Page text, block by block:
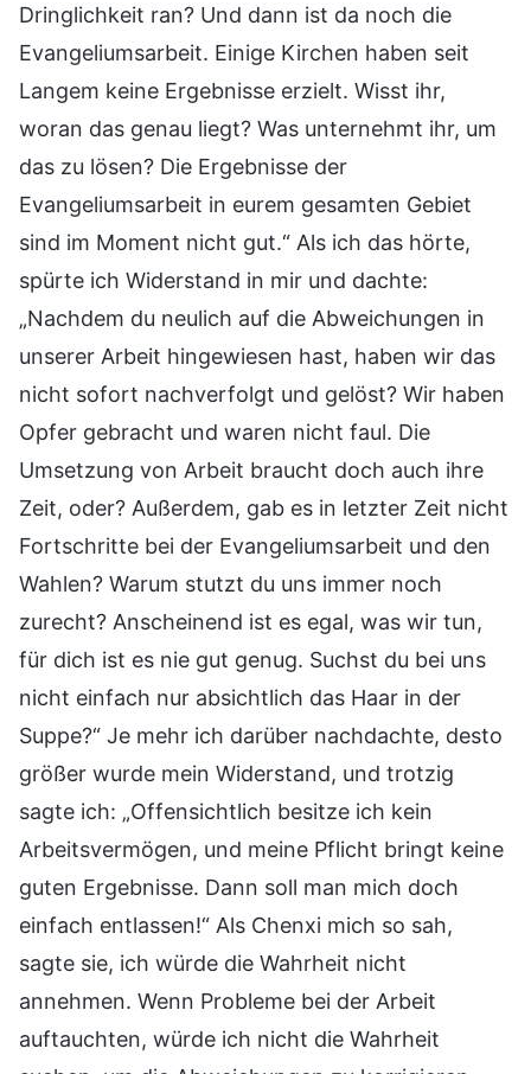
Dringlichkeit ran? Und dann ist da noch die
Evangeliumsarbeit. Einige Kirchen haben seit
Langem keine Ergebnisse erzielt. Wisst ihr,
woran das genau liegt? Was unternehmt ihr, um
das zu lösen? Die Ergebnisse der
Evangeliumsarbeit in eurem gesamten Gebiet
sind im Moment nicht gut.“ Als ich das hörte,
spürte ich Widerstand in mir und dachte:
„Nachdem du neulich auf die Abweichungen in
unserer Arbeit hingewiesen hast, haben wir das
nicht sofort nachverfolgt und gelöst? Wir haben
Opfer gebracht und waren nicht faul. Die
Umsetzung von Arbeit braucht doch auch ihre
Zeit, oder? Außerdem, gab es in letzter Zeit nicht
Fortschritte bei der Evangeliumsarbeit und den
Wahlen? Warum stutzt du uns immer noch
zurecht? Anscheinend ist es egal, was wir tun,
für dich ist es nie gut genug. Suchst du bei uns
nicht einfach nur absichtlich das Haar in der
Suppe?“ Je mehr ich darüber nachdachte, desto
größer wurde mein Widerstand, und trotzig
sagte ich: „Offensichtlich besitze ich kein
Arbeitsvermögen, und meine Pflicht bringt keine
guten Ergebnisse. Dann soll man mich doch
einfach entlassen!“ Als Chenxi mich so sah,
sagte sie, ich würde die Wahrheit nicht
annehmen. Wenn Probleme bei der Arbeit
auftauchten, würde ich nicht die Wahrheit